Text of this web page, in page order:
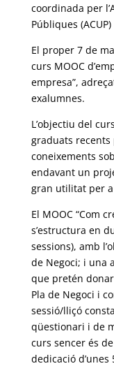
coordinada per
Públiques (ACUP)
El proper 7 de
curs MOOC
empresa”,
exalumnes.
L’objectiu del
graduats
coneixements
endavant un
gran utilitat per
El MOOC “Com
s’estructura en
sessions), amb
de Negoci; i una
que pretén
Pla de Negoci i
sessió/lliçó
qüestionari i de
curs sencer és
dedicació